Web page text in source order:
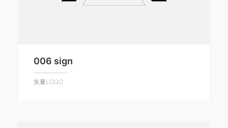
006 sign
矢量LOGO